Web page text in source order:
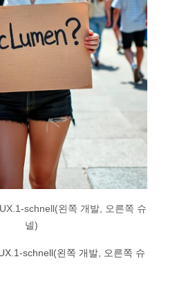
schnell(왼쪽 개발, 오른쪽 슈
넬)
schnell(왼쪽 개발, 오른쪽 슈